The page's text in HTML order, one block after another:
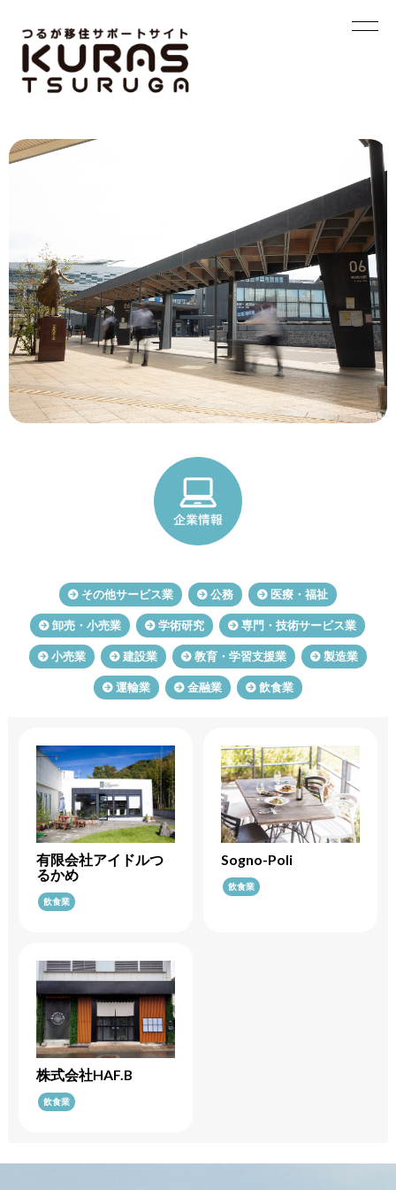
その他サービス業 公務 医療・福祉
卸売・小売業 学術研究 専門・技術サービス業
小売業 建設業 教育・学習支援業 製造業
運輸業 金融業 飲食業
有限会社アイドルつ
るかめ
飲食業
Sogno-Poli
飲食業
株式会社HAF.B
飲食業